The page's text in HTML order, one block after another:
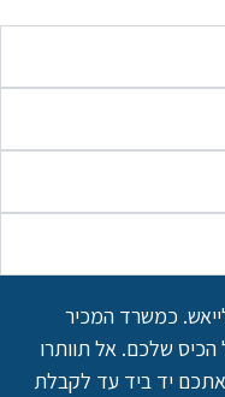
כמשרד המכיר
הכיס שלכם. אל תוותרו
יד ביד עד לקבלת